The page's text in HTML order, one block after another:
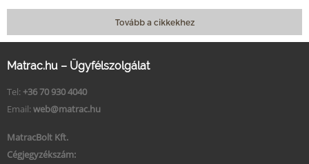
Tovább a cikkekhez
Matrac.hu – Ügyfélszolgálat
Tel: +36 70 930 4040
Email: web@matrac.hu
MatracBolt Kft.
Cégjegyzékszám: